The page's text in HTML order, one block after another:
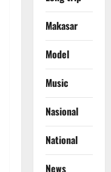
Makasar
Model
Music
Nasional
National
News